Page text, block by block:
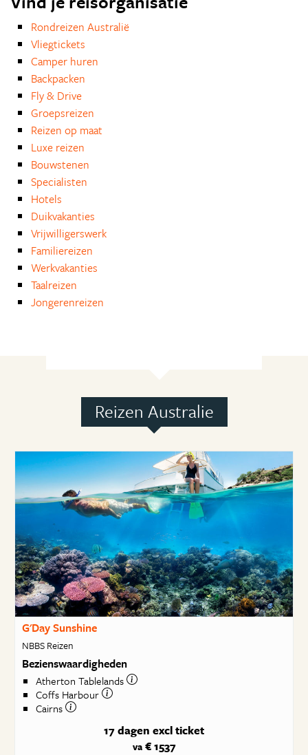
Rondreizen Australië
Vliegtickets
Camper huren
Backpacken
Fly & Drive
Groepsreizen
Reizen op maat
Luxe reizen
Bouwstenen
Specialisten
Hotels
Duikvakanties
Vrijwilligerswerk
Familiereizen
Werkvakanties
Taalreizen
Jongerenreizen
Reizen Australie
G'Day Sunshine
NBBS Reizen
Bezienswaardigheden
Atherton Tablelands
Coffs Harbour
Cairns
17 dagen excl ticket
va€ 1537